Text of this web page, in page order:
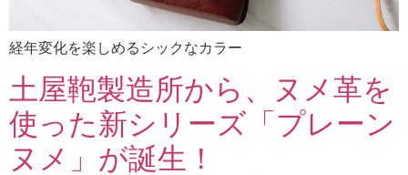
経年変化を楽しめるシックなカラー
土屋鞄製造所から、ヌメ革を
使った新シリーズ「プレーン
ヌメ」が誕生！